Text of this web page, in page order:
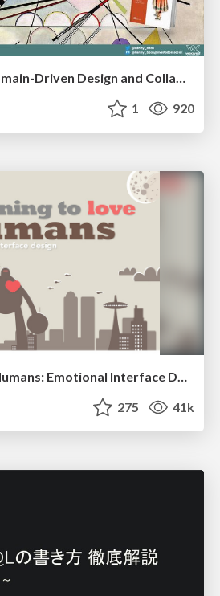
Introduction to Domain-Driven Design and Collaborative software design
1 920
Learning to Love Humans: Emotional Interface Design
275 41k